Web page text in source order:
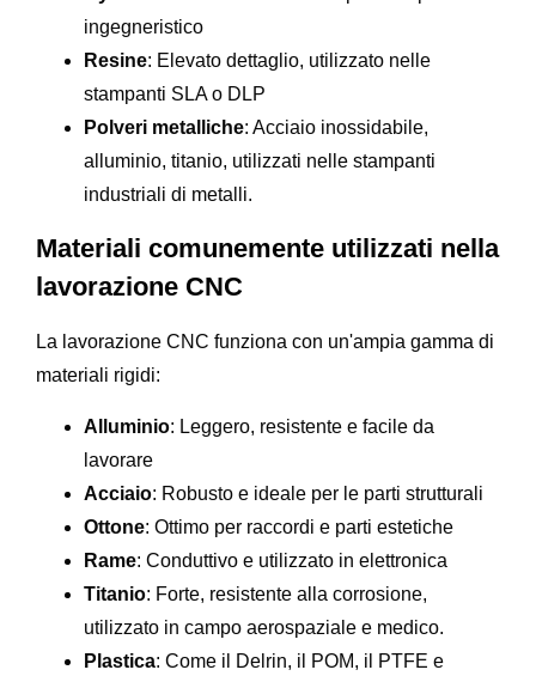
ingegneristico
Resine: Elevato dettaglio, utilizzato nelle
stampanti SLA o DLP
Polveri metalliche: Acciaio inossidabile,
alluminio, titanio, utilizzati nelle stampanti
industriali di metalli.
Materiali comunemente utilizzati nella
lavorazione CNC
La lavorazione CNC funziona con un'ampia gamma di
materiali rigidi:
Alluminio: Leggero, resistente e facile da
lavorare
Acciaio: Robusto e ideale per le parti strutturali
Ottone: Ottimo per raccordi e parti estetiche
Rame: Conduttivo e utilizzato in elettronica
Titanio: Forte, resistente alla corrosione,
utilizzato in campo aerospaziale e medico.
Plastica: Come il Delrin, il POM, il PTFE e